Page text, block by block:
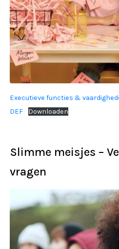
Executieve functies &
DEF
Downloaden
Slimme meisjes –
vragen